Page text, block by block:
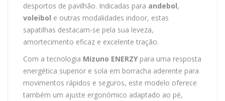
desportos de pavilhão. Indicadas para andebol,
voleibol e outras modalidades indoor, estas
sapatilhas destacam-se pela sua leveza,
amortecimento eficaz e excelente tração.
Com a tecnologia Mizuno ENERZY para uma resposta
energética superior e sola em borracha aderente para
movimentos rápidos e seguros, este modelo oferece
também um ajuste ergonómico adaptado ao pé,